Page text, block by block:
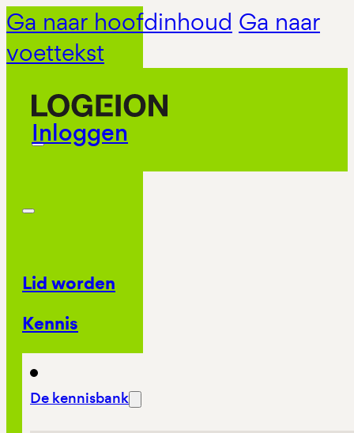
Ga naar hoofdinhoud Ga naar
voettekst
Inloggen
Lid worden
Kennis
De kennisbank